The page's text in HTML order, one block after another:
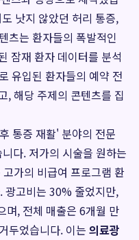
낫지 않았던 허리 통증,
츠는 환자들의 폭발적인
잠재 환자 데이터를 분석
유입된 환자들의 예약 전
, 해당 주제의 콘텐츠를 집
통증 재활' 분야의 전문
다. 저가의 시술을 원하는
가의 비급여 프로그램 환
광고비는 30% 줄었지만,
며, 전체 매출은 6개월 만
두었습니다. 이는 의료광